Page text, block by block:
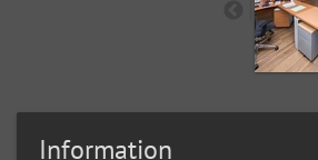
Information